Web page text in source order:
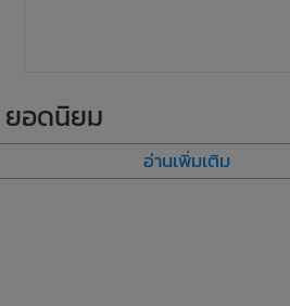
ยอดนิยม
อ่านเพิ่มเติม